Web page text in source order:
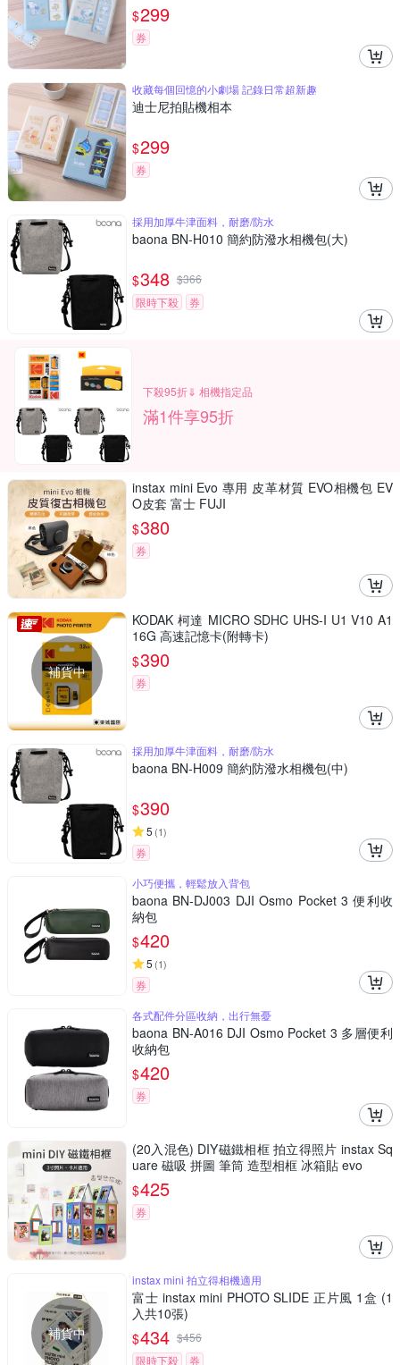
$299
券
收藏每個回憶的小劇場 記錄日常超新趣
迪士尼拍貼機相本
$299
券
採用加厚牛津面料，耐磨/防水
baona BN-H010 簡約防潑水相機包(大)
$348 $366
限時下殺
券
下殺95折⇓ 相機指定品
滿1件享95折
instax mini Evo 專用 皮革材質 EVO相機包 EV
O皮套 富士 FUJI
$380
券
補貨中
KODAK 柯達 MICRO SDHC UHS-I U1 V10 A1
16G 高速記憶卡(附轉卡)
$390
券
採用加厚牛津面料，耐磨/防水
baona BN-H009 簡約防潑水相機包(中)
$390
5 (1)
券
小巧便攜，輕鬆放入背包
baona BN-DJ003 DJI Osmo Pocket 3 便利收
納包
$420
5 (1)
券
各式配件分區收納，出行無憂
baona BN-A016 DJI Osmo Pocket 3 多層便利
收納包
$420
券
(20入混色) DIY磁鐵相框 拍立得照片 instax Sq
uare 磁吸 拼圖 筆筒 造型相框 冰箱貼 evo
$425
券
補貨中
instax mini 拍立得相機適用
富士 instax mini PHOTO SLIDE 正片風 1盒 (1
入共10張)
$434 $456
限時下殺
券